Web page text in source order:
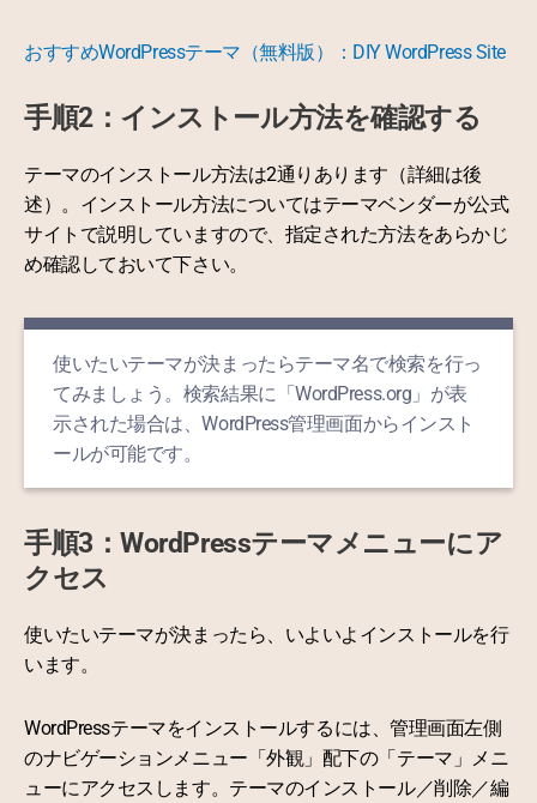
おすすめWordPressテーマ（無料版）：DIY WordPress Site
手順2：インストール方法を確認する
テーマのインストール方法は2通りあります（詳細は後
述）。インストール方法についてはテーマベンダーが公式
サイトで説明していますので、指定された方法をあらかじ
め確認しておいて下さい。
使いたいテーマが決まったらテーマ名で検索を行っ
てみましょう。検索結果に「WordPress.org」が表
示された場合は、WordPress管理画面からインスト
ールが可能です。
手順3：WordPressテーマメニューにア
クセス
使いたいテーマが決まったら、いよいよインストールを行
います。
WordPressテーマをインストールするには、管理画面左側
のナビゲーションメニュー「外観」配下の「テーマ」メニ
ューにアクセスします。テーマのインストール／削除／編